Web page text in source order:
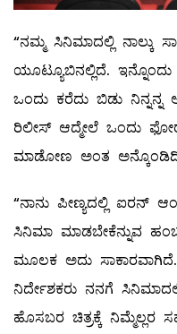
“ನಮ್ಮ ಸಿನಿಮಾದಲ್ಲಿ ನಾಲ್ಕು
ಯೂಟ್ಯೂಬಿನಲ್ಲಿದೆ.
ಒಂದು ಕರೆದು ಬಿಡು
ರಿಲೀಸ್ ಆದ್ಮೇಲೆ ಒಂದು
ಮಾಡೋಣ ಅಂತ
“ನಾನು ಪೀಣ್ಯದಲ್ಲಿ ಐರನ್
ಸಿನಿಮಾ ಮಾಡಬೇಕೆನ್ನುವ
ಮೂಲಕ ಅದು
ನಿರ್ದೇಶಕರು ನನಗೆ
ಹೊಸಬರ ಚಿತ್ರಕ್ಕೆ ನಿಮ್ಮೆಲ್ಲರ